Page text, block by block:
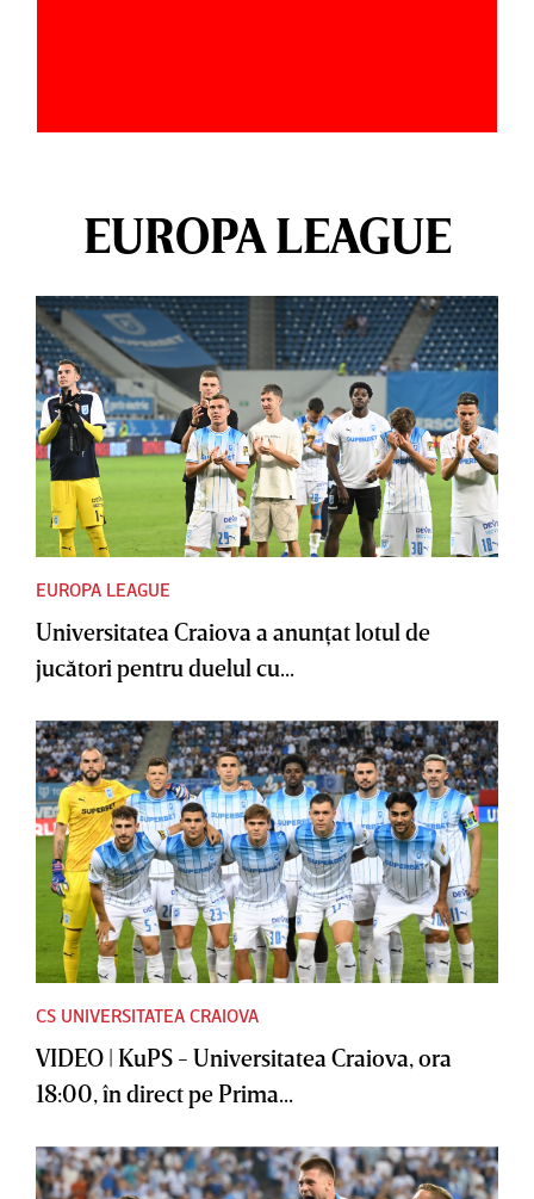
EUROPA LEAGUE
EUROPA LEAGUE
Universitatea Craiova a anunţat lotul de
jucători pentru duelul cu...
CS UNIVERSITATEA CRAIOVA
VIDEO | KuPS - Universitatea Craiova, ora
18:00, în direct pe Prima...